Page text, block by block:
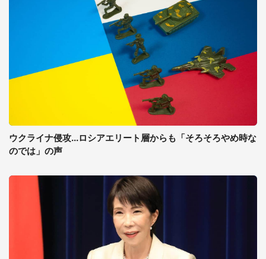
ウクライナ侵攻...ロシアエリート層からも「そろそろやめ時な
のでは」の声